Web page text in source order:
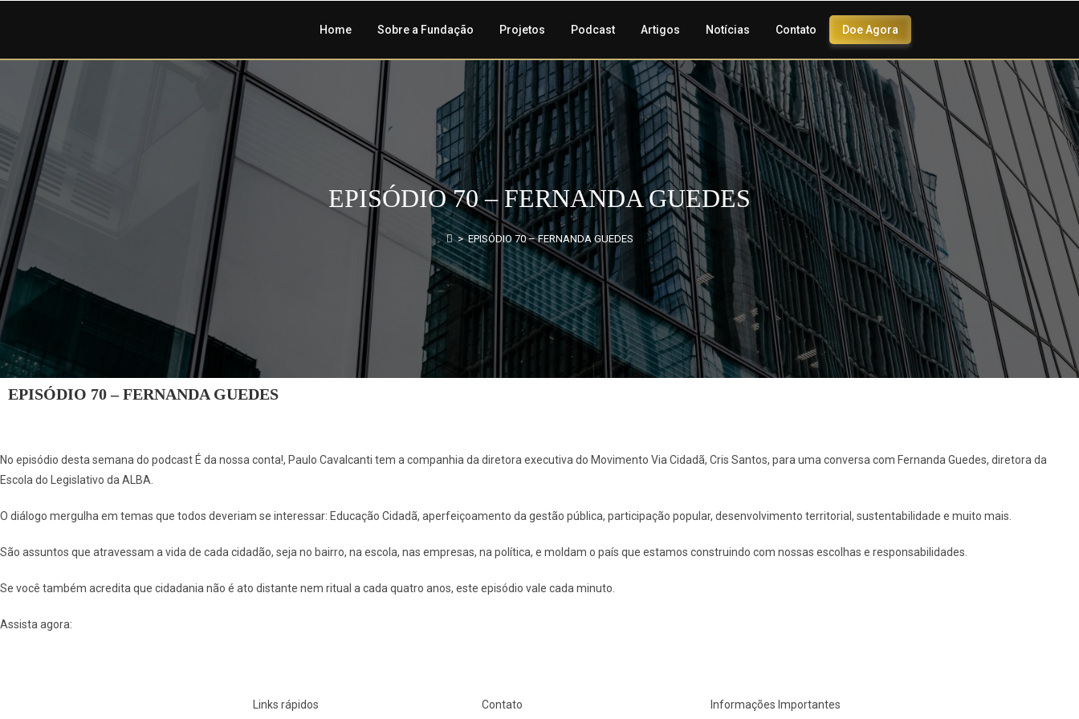
Home Sobre a Fundação Projetos Podcast Artigos Notícias Contato Doe Agora
EPISÓDIO 70 – FERNANDA GUEDES
> EPISÓDIO 70 – FERNANDA GUEDES
EPISÓDIO 70 – FERNANDA GUEDES
No episódio desta semana do podcast É da nossa conta!, Paulo Cavalcanti tem a companhia da diretora executiva do Movimento Via Cidadã, Cris Santos, para uma conversa com Fernanda Guedes, diretora da
Escola do Legislativo da ALBA.
O diálogo mergulha em temas que todos deveriam se interessar: Educação Cidadã, aperfeiçoamento da gestão pública, participação popular, desenvolvimento territorial, sustentabilidade e muito mais.
São assuntos que atravessam a vida de cada cidadão, seja no bairro, na escola, nas empresas, na política, e moldam o país que estamos construindo com nossas escolhas e responsabilidades.
Se você também acredita que cidadania não é ato distante nem ritual a cada quatro anos, este episódio vale cada minuto.
Assista agora:
Links rápidos Contato Informações Importantes